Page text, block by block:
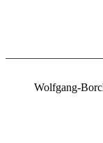
Wolfgang-